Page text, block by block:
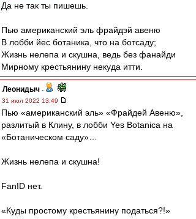
Да не так ты пишешь.
Пью американский эль фрайдэй авеню
В лобби йес ботаника, что на ботсаду;
Жизнь нелепа и скушна, ведь без фанайди
Мирному крестьянину некуда итти.
Леонидыч -
31 июл 2022 13:49
Пью «американский эль» «Фрайдей Авеню»,
разлитый в Клину, в лобби Yes Botanica на
«Ботаническом саду»…
Жизнь нелепа и скушна!
FanID нет.
«Куды простому крестьянину податься?!»